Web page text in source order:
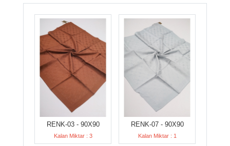
RENK-03 - 90X90
Kalan Miktar : 3
RENK-07 - 90X90
Kalan Miktar : 1